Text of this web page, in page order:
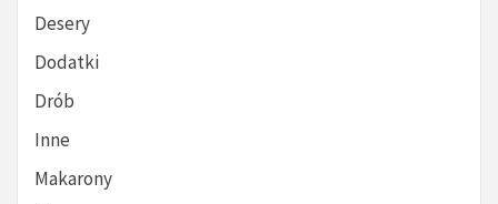
Desery
Dodatki
Drób
Inne
Makarony